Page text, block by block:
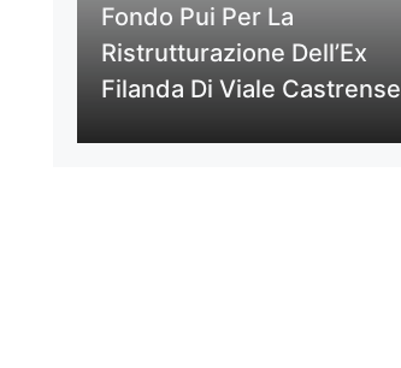
Fondo Pui Per La
Ristrutturazione Dell’Ex
Filanda Di Viale Castrense